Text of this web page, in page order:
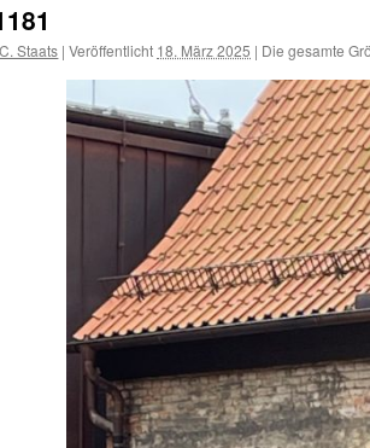
Staats | Veröffentlicht 18. März 2025 | Die gesamte